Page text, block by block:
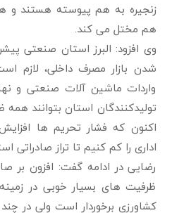
زنجیره به هم پیوسته هستند و
هم مختل می کند.
وی افزود: البرز استان صنعتی
شدن بازار مصرف داخلی، لازم
واردات ماشین آلات صنعتی و
تولیدکنندگان استان بتوانند
اکنون که فشار تحریم ها
اداری را کم کنیم تا تراز صادراتی
رضایی در ادامه گفت: افزون بر
ظرفیت های بسیار خوبی در
کشاورزی برخوردار است ولی در